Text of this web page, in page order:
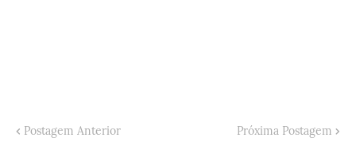
Postagem Anterior Próxima Postagem